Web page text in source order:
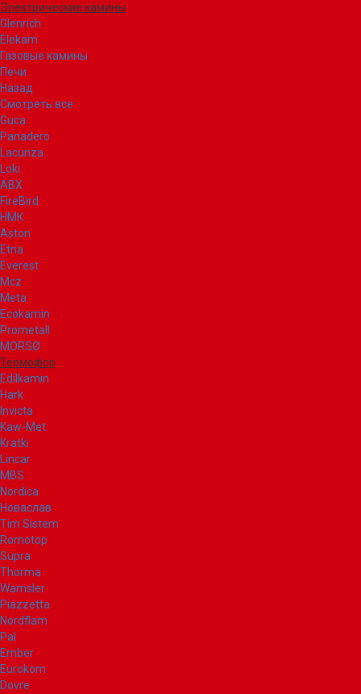
Электрические камины
Glenrich
Elekam
Газовые камины
Печи
Назад
Смотреть все
Guca
Panadero
Lacunza
Loki
ABX
FireBird
НМК
Aston
Etna
Everest
Mcz
Meta
Ecokamin
Prometall
MORSØ
Термофор
Edilkamin
Hark
Invicta
Kaw-Met
Kratki
Lincar
MBS
Nordica
Новаслав
Tim Sistem
Romotop
Supra
Thorma
Wamsler
Piazzetta
Nordflam
Pal
Ember
Eurokom
Dovre